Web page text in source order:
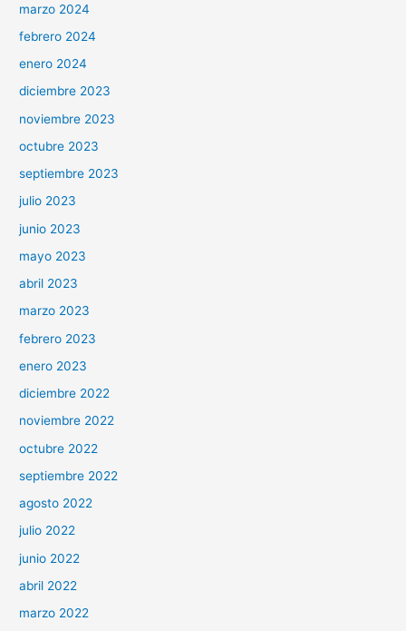
marzo 2024
febrero 2024
enero 2024
diciembre 2023
noviembre 2023
octubre 2023
septiembre 2023
julio 2023
junio 2023
mayo 2023
abril 2023
marzo 2023
febrero 2023
enero 2023
diciembre 2022
noviembre 2022
octubre 2022
septiembre 2022
agosto 2022
julio 2022
junio 2022
abril 2022
marzo 2022